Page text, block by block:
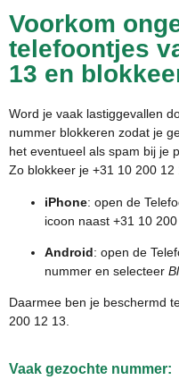
Voorkom
telefoontjes
13 en
Word je vaak lastiggevallen
nummer blokkeren zodat je
het eventueel als spam bij je
Zo blokkeer je +31 10 200 12
iPhone: open de
icoon naast +31 10
Android: open de
nummer en selecteer
Daarmee ben je beschermd
200 12 13.
Vaak gezochte nummer: